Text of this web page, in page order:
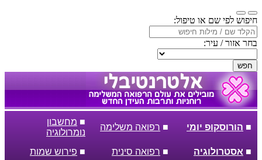
חיפוש לפי שם או טיפול:
בחר אזור / עיר:
חפש
■ הורוסקופ יומי ■ רפואה משלימה
■ מחשבון
נומרולוגיה
■ אסטרולוגיה ■ רפואה סינית ■ פירוש שמות